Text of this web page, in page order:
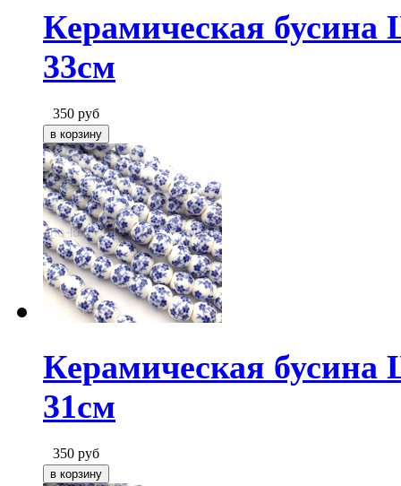
Керамическая
33см
350 руб
Керамическая
31см
350 руб